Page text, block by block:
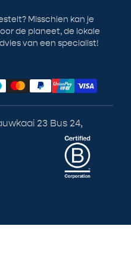
Misschien kan je
de planeet, de lokale
van een specialist!
23 Bus 24,